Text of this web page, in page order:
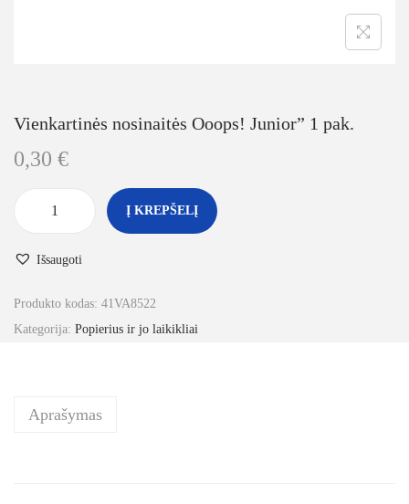
Vienkartinės nosinaitės Ooops! Junior” 1 pak.
0,30 €
Į KREPŠELĮ
Išsaugoti
Produkto kodas: 41VA8522
Kategorija: Popierius ir jo laikikliai
Aprašymas